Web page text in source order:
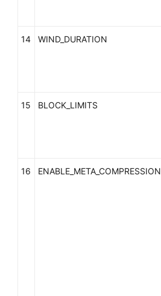
最
用
函
14 WIND_DURATION
15 BLOCK_LIMITS
16 ENABLE_META_COMPRESSION